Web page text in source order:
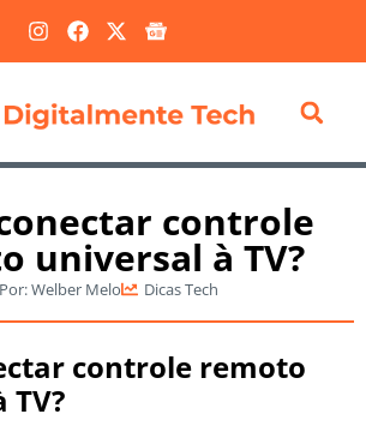
controle
universal à TV?
Por:Welber Melo Dicas Tech
controle remoto